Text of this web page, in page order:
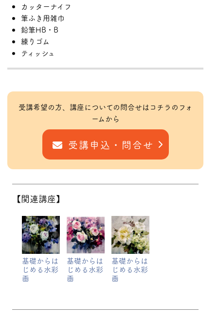
カッターナイフ
筆ふき用雑巾
鉛筆HB・B
練りゴム
ティッシュ
受講希望の方、講座についての問合せはコチラのフォ
ームから
受講申込・問合せ
【関連講座】
基礎からは
じめる水彩
画
基礎からは
じめる水彩
画
基礎からは
じめる水彩
画